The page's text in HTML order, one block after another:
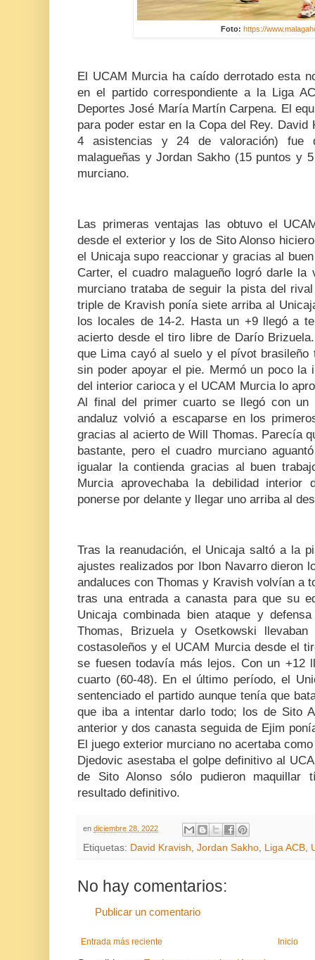
Foto: https://
El UCAM Murcia ha caído derrotado esta
en el partido correspondiente a la Liga
Deportes José María Martín Carpena. El
para poder estar en la Copa del Rey. David
4 asistencias y 24 de valoración)
malagueñas y Jordan Sakho (15 puntos y
murciano.
Las primeras ventajas las obtuvo el
desde el exterior y los de Sito Alonso
el Unicaja supo reaccionar y gracias al
Carter, el cuadro malagueño logró darle
murciano trataba de seguir la pista del
triple de Kravish ponía siete arriba al
los locales de 14-2. Hasta un +9 llegó a
acierto desde el tiro libre de Darío
que Lima cayó al suelo y el pívot
sin poder apoyar el pie. Mermó un poco la
del interior carioca y el UCAM Murcia lo
Al final del primer cuarto se llegó con un
andaluz volvió a escaparse en los
gracias al acierto de Will Thomas. Parecía
bastante, pero el cuadro murciano
igualar la contienda gracias al buen
Murcia aprovechaba la debilidad interior
ponerse por delante y llegar uno arriba al
Tras la reanudación, el Unicaja saltó a la
ajustes realizados por Ibon Navarro dieron
andaluces con Thomas y Kravish volvían a
tras una entrada a canasta para que su
Unicaja combinada bien ataque y
Thomas, Brizuela y Osetkowski
costasoleños y el UCAM Murcia desde el
se fuesen todavía más lejos. Con un +12
cuarto (60-48). En el último período, el
sentenciado el partido aunque tenía que
que iba a intentar darlo todo; los de Sito
anterior y dos canasta seguida de Ejim
El juego exterior murciano no acertaba
Djedovic asestaba el golpe definitivo al
de Sito Alonso sólo pudieron maquillar
resultado definitivo.
en diciembre 28, 2022
Etiquetas: David Kravish Jordan Sakho Liga ACB
No hay comentarios:
Publicar un comentario
Entrada más reciente Inicio